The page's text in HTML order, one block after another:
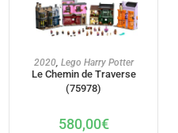
AJOUTER AU PANIER
2020, Lego Harry Potter
Le Chemin de Traverse
(75978)
580,00€